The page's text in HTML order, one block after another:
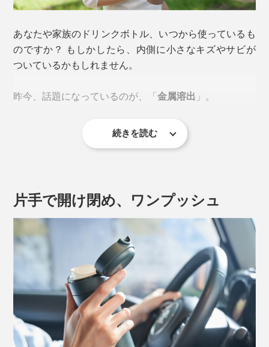
あなたや家族のドリンクボトル、いつから使っているも
のですか？ もしかしたら、内側に小さなキズやサビが
ついているかもしれません。
昨今、話題になっているのが、「金属溶出 」。
2025年には、厚生労働省が下記のような注意喚起をXに
続きを読む
片手で開け閉め、ワンプッシュ